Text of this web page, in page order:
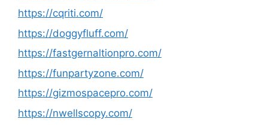
https://cqriti.com/
https://doggyfluff.com/
https://fastgernaltionpro.com/
https://funpartyzone.com/
https://gizmospacepro.com/
https://nwellscopy.com/